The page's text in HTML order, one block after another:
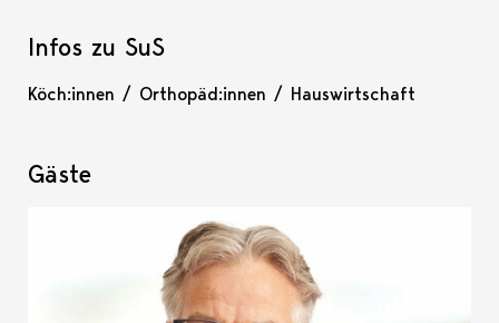
Infos zu SuS
Köch:innen / Orthopäd:innen / Hauswirtschaft
Gäste